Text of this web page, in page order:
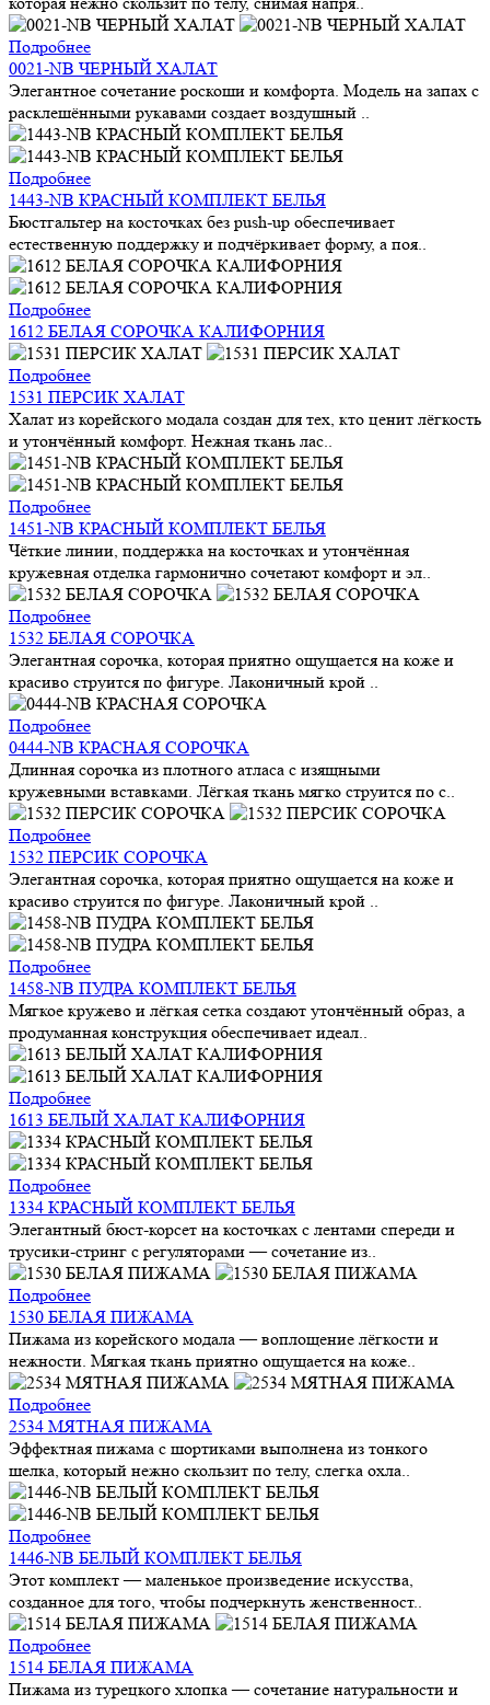
Подробнее
0021-NB ЧЕРНЫЙ ХАЛАТ
Элегантное сочетание роскоши и комфорта. Модель на запах с
расклешёнными рукавами создает воздушный ..
Подробнее
1443-NB КРАСНЫЙ КОМПЛЕКТ БЕЛЬЯ
Бюстгальтер на косточках без push-up обеспечивает
естественную поддержку и подчёркивает форму, а поя..
Подробнее
1612 БЕЛАЯ СОРОЧКА КАЛИФОРНИЯ
Подробнее
1531 ПЕРСИК ХАЛАТ
Халат из корейского модала создан для тех, кто ценит лёгкость
и утончённый комфорт. Нежная ткань лас..
Подробнее
1451-NB КРАСНЫЙ КОМПЛЕКТ БЕЛЬЯ
Чёткие линии, поддержка на косточках и утончённая
кружевная отделка гармонично сочетают комфорт и эл..
Подробнее
1532 БЕЛАЯ СОРОЧКА
Элегантная сорочка, которая приятно ощущается на коже и
красиво струится по фигуре. Лаконичный крой ..
Подробнее
0444-NB КРАСНАЯ СОРОЧКА
Длинная сорочка из плотного атласа с изящными
кружевными вставками. Лёгкая ткань мягко струится по с..
Подробнее
1532 ПЕРСИК СОРОЧКА
Элегантная сорочка, которая приятно ощущается на коже и
красиво струится по фигуре. Лаконичный крой ..
Подробнее
1458-NB ПУДРА КОМПЛЕКТ БЕЛЬЯ
Мягкое кружево и лёгкая сетка создают утончённый образ, а
продуманная конструкция обеспечивает идеал..
Подробнее
1613 БЕЛЫЙ ХАЛАТ КАЛИФОРНИЯ
Подробнее
1334 КРАСНЫЙ КОМПЛЕКТ БЕЛЬЯ
Элегантный бюст-корсет на косточках с лентами спереди и
трусики-стринг с регуляторами — сочетание из..
Подробнее
1530 БЕЛАЯ ПИЖАМА
Пижама из корейского модала — воплощение лёгкости и
нежности. Мягкая ткань приятно ощущается на коже..
Подробнее
2534 МЯТНАЯ ПИЖАМА
Эффектная пижама с шортиками выполнена из тонкого
шелка, который нежно скользит по телу, слегка охла..
Подробнее
1446-NB БЕЛЫЙ КОМПЛЕКТ БЕЛЬЯ
Этот комплект — маленькое произведение искусства,
созданное для того, чтобы подчеркнуть женственност..
Подробнее
1514 БЕЛАЯ ПИЖАМА
Пижама из турецкого хлопка — сочетание натуральности и